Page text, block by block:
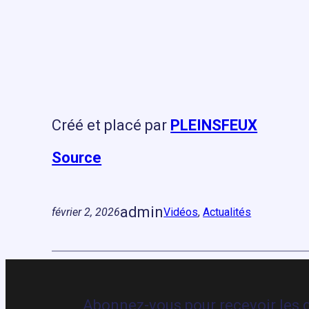
Créé et placé par PLEINSFEUX
Source
février 2, 2026adminVidéos, Actualités
Abonnez-vous pour recevoir les